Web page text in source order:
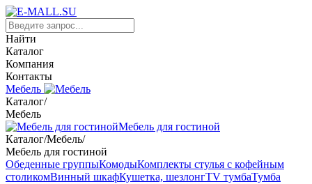
Найти
Каталог
Компания
Контакты
Мебель
Каталог/
Мебель
Мебель для гостиной
Каталог/Мебель/
Мебель для гостиной
Обеденные группыКомодыКомплекты стулья с кофейным
столикомВинный шкафКушетка, шезлонгTV тумбаТумба